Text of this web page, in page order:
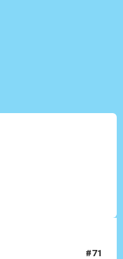
#71